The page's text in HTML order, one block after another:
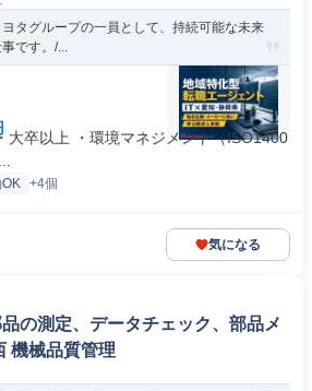
タグループの一員として、持続可能な未来
です。/...
大卒以上 ・環境マネジメント（ISO1400
+4個
気になる
品の測定、データチェック、部品メ
機械品質管理